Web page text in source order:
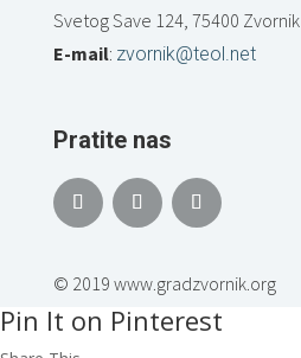
Svetog Save 124, 75400 Zvornik
E-mail: zvornik@teol.net
Pratite nas
© 2019 www.gradzvornik.org
Pin It on Pinterest